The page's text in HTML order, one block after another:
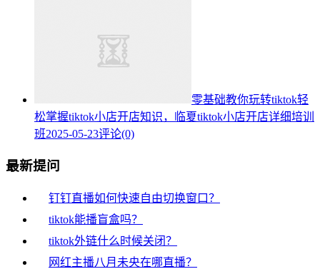
零基础教你玩转tiktok轻
松掌握tiktok小店开店知识，临夏tiktok小店开店详细培训
班2025-05-23评论(0)
最新提问
钉钉直播如何快速自由切换窗口？
tiktok能播盲盒吗？
tiktok外链什么时候关闭？
网红主播八月未央在哪直播？